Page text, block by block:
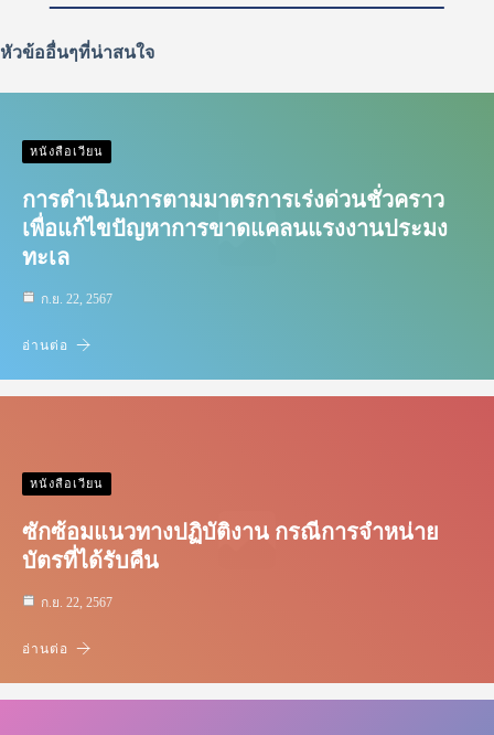
หัวข้ออื่นๆที่น่าสนใจ
หนังสือเวียน
การดำเนินการตามมาตรการเร่งด่วนชั่วคราว
เพื่อแก้ไขปัญหาการขาดแคลนแรงงานประมง
ทะเล
ก.ย. 22, 2567
อ่านต่อ
หนังสือเวียน
ซักซ้อมแนวทางปฏิบัติงาน กรณีการจำหน่าย
บัตรที่ได้รับคืน
ก.ย. 22, 2567
อ่านต่อ